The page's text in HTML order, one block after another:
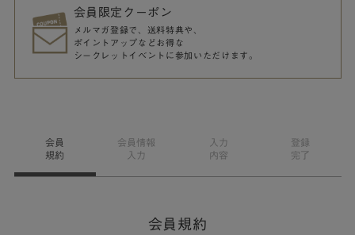
会員限定クーポン
メルマガ登録で、送料特典や、
ポイントアップなどお得な
シークレットイベントに参加いただけます。
会員
規約
会員情報
入力
入力
内容
登録
完了
会員規約